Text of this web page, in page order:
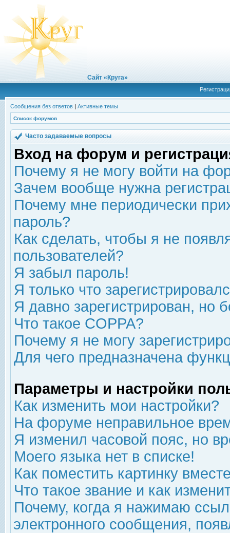
Сайт «Круга»
Сообщения без ответов | Активные темы
Список форумов
Часто задаваемые вопросы
Вход на форум и
Почему я не могу войти на
Зачем вообще нужна
Почему мне периодически
пароль?
Как сделать, чтобы я не
пользователей?
Я забыл пароль!
Я только что
Я давно зарегистрирован, но
Что такое COPPA?
Почему я не могу
Для чего предназначена
Параметры и настройки
Как изменить мои настройки?
На форуме неправильное
Я изменил часовой пояс, но
Моего языка нет в списке!
Как поместить картинку
Что такое звание и как
Почему, когда я нажимаю
электронного сообщения,